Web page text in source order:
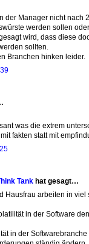
der Manager nicht nach
werden sollen
wird, dass diese
sollten.
Branchen hinken leider.
was die extrem
fakten statt mit
Tank hat gesagt…
Hausfrau arbeiten in viel
in der Software
in der